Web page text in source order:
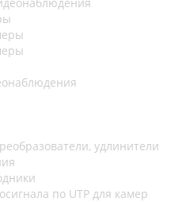
удлинители
по UTP для камер